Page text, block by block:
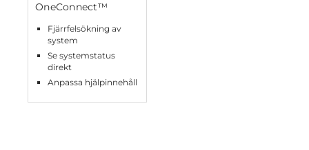
OneConnect™
Fjärrfelsökning av
system
Se systemstatus
direkt
Anpassa hjälpinnehåll